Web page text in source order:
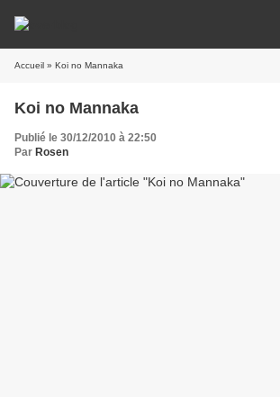
Accueil » Koi no Mannaka
Koi no Mannaka
Publié le 30/12/2010 à 22:50
Par Rosen